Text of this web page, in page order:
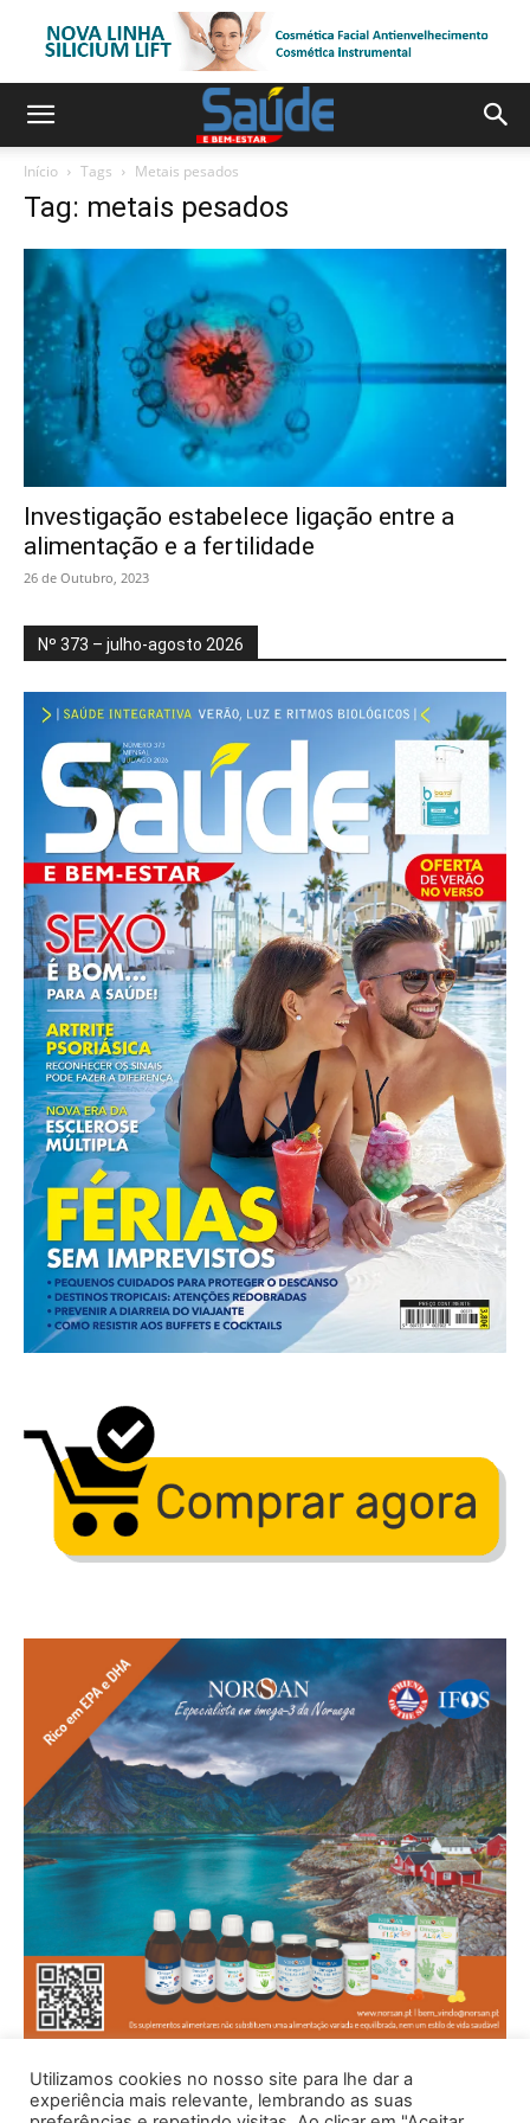
Início Tags Metais pesados
Tag: metais pesados
Investigação estabelece ligação entre a
alimentação e a fertilidade
26 de Outubro, 2023
Nº 373 – julho-agosto 2026
Utilizamos cookies no nosso site para lhe dar a
experiência mais relevante, lembrando as suas